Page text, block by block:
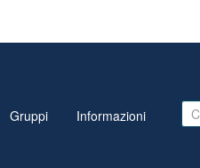
Gruppi Informazioni